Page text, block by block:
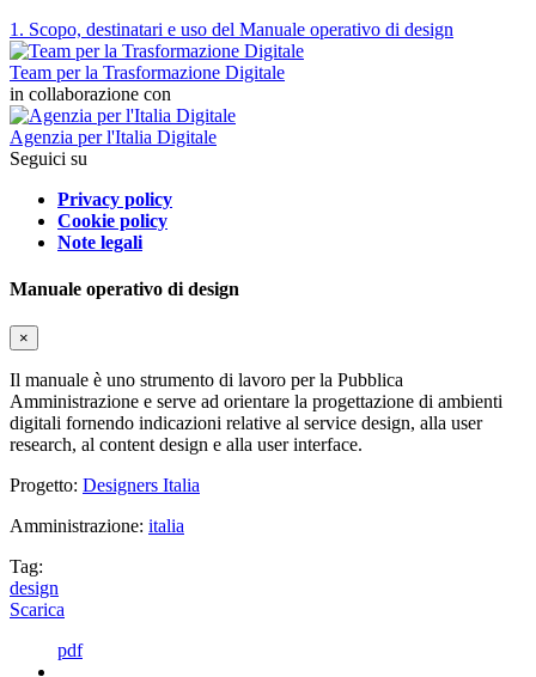
1. Scopo, destinatari e uso del Manuale operativo di design
Team per la Trasformazione Digitale
in collaborazione con
Agenzia per l'Italia Digitale
Seguici su
Privacy policy
Cookie policy
Note legali
Manuale operativo di design
×
Il manuale è uno strumento di lavoro per la Pubblica
Amministrazione e serve ad orientare la progettazione di ambienti
digitali fornendo indicazioni relative al service design, alla user
research, al content design e alla user interface.
Progetto: Designers Italia
Amministrazione: italia
Tag:
design
Scarica
pdf